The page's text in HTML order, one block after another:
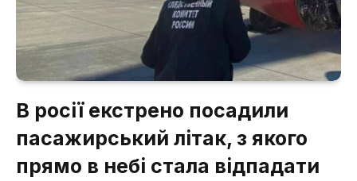
В росії екстрено посадили
пасажирський літак, з якого
прямо в небі стала відпадати